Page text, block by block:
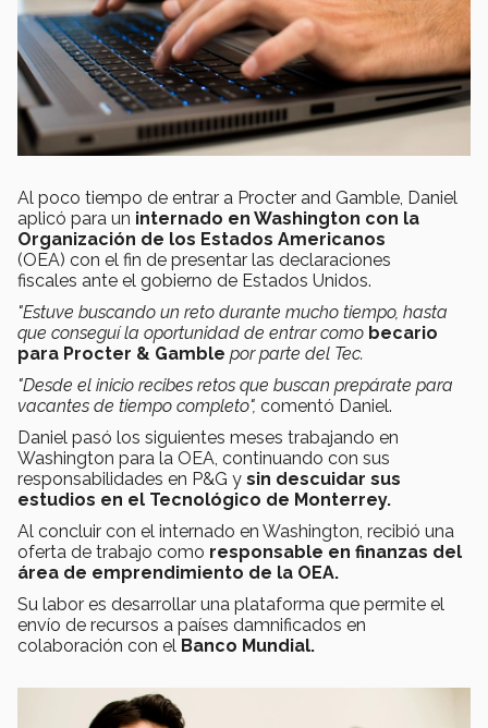
Al poco tiempo de entrar a Procter and Gamble, Daniel
aplicó para un internado en Washington con la
Organización de los Estados Americanos
(OEA) con el fin de presentar las declaraciones
fiscales ante el gobierno de Estados Unidos.
"Estuve buscando un reto durante mucho tiempo, hasta
que conseguí la oportunidad de entrar como becario
para Procter & Gamble por parte del Tec.
"Desde el inicio recibes retos que buscan prepárate para
vacantes de tiempo completo", comentó Daniel.
Daniel pasó los siguientes meses trabajando en
Washington para la OEA, continuando con sus
responsabilidades en P&G y sin descuidar sus
estudios en el Tecnológico de Monterrey.
Al concluir con el internado en Washington, recibió una
oferta de trabajo como responsable en finanzas del
área de emprendimiento de la OEA.
Su labor es desarrollar una plataforma que permite el
envío de recursos a países damnificados en
colaboración con el Banco Mundial.